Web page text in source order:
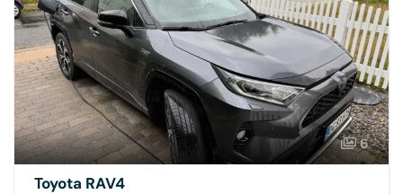
6
Toyota RAV4